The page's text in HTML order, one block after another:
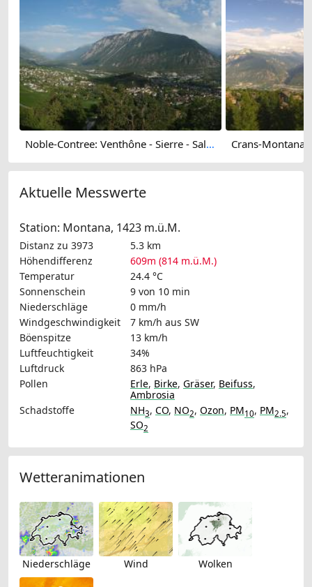
Noble-Contree: Venthône - Sierre - Salquenen - Val d'Anniviers
Aktuelle Messwerte
Station: Montana, 1423 m.ü.M.
Distanz zu 3973
5.3 km
Höhendifferenz
609m (814 m.ü.M.)
Temperatur
24.4 °C
Sonnenschein
9 von 10 min
Niederschläge
0 mm/h
Windgeschwindigkeit
7 km/h aus SW
Böenspitze
13 km/h
Luftfeuchtigkeit
34%
Luftdruck
863 hPa
Pollen
Erle, Birke, Gräser, Beifuss,
Ambrosia
Schadstoffe
NH3, CO, NO2, Ozon, PM10, PM2.5,
SO2
Wetteranimationen
Niederschläge Wind Wolken